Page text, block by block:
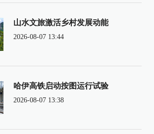
山水文旅激活乡村发展动能
2026-08-07 13:44
哈伊高铁启动按图运行试验
2026-08-07 13:38